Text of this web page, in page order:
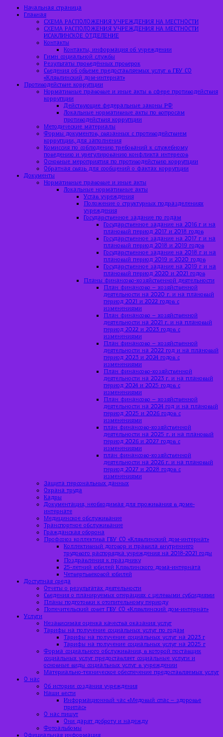
Начальная страница
Главная
СХЕМА РАСПОЛОЖЕНИЯ УЧРЕЖДЕНИЯ НА МЕСТНОСТИ
СХЕМА РАСПОЛОЖЕНИЯ УЧРЕЖДЕНИЯ НА МЕСТНОСТИ
ИСАКЛИНСКОЕ ОТДЕЛЕНИЕ
Контакты
Контакты, информация об учреждении
Гимн социальной службы
Результаты проведённых проверок
Сведения об объеме предоставляемых услуг в ГБУ СО
«Клявлинский дом-интернат»
Противодействие коррупции
Нормативные правовые и иные акты в сфере противодействия
коррупции
Действующие федеральные законы РФ
Локальные нормативные акты по вопросам
противодействия коррупции
Методические материалы
Формы документов, связанных с противодействием
коррупции, для заполнения
Комиссия по соблюдению требований к служебному
поведению и урегулированию конфликта интересов
Основные мероприятия по противодействию коррупции
Обратная связь для сообщений о фактах коррупции
Документы
Нормативные правовые и иные акты
Локальные нормативные акты
Устав учреждения
Положение о структурных подразделениях
учреждения
Государственное задание по годам
Государственное задание на 2016 г и на
плановый период 2017 и 2018 годов
Государственное задание на 2017 г и на
плановый период 2018 и 2019 годов
Государственное задание на 2018 г и на
плановый период 2019 и 2020 годов
Государственное задание на 2019 г и на
плановый период 2020 и 2021 годов
Планы финансово-хозяйственной деятельности
План финансово – хозяйственной
деятельности на 2020 г. и на плановый
период 2021 и 2022 годов с
изменениями
План финансово – хозяйственной
деятельности на 2021 г. и на плановый
период 2022 и 2023 годов с
изменениями
План финансово – хозяйственной
деятельности на 2022 год и на плановый
период 2023 и 2024 годов с
изменениями
План финансово-хозяйственной
деятельности на 2023 г. и на плановый
период 2024 и 2025 годов с
изменениями
План финансово – хозяйственной
деятельности на 2024 год и на плановый
период 2025 и 2026 годов с
изменениями
план финансово-хозяйственной
деятельности на 2025 г. и на плановый
период 2026 и 2027 годов с
изменениями
план финансово-хозяйственной
деятельности на 2026 г. и на плановый
период 2027 и 2028 годов с
изменениями
Защита персональных данных
Охрана труда
Кадры
Документация, необходимая для проживания в доме-
интернате
Медицинское обслуживание
Транспортное обслуживание
Гражданская оборона
Профсоюз коллектива ГБУ СО «Клявлинский дом-интернат»
Коллективный договор и правила внутреннего
трудового распорядка учреждения на 2018-2021 годы
Поздравления к празднику
25-летний юбилей Клявлинского дома-интерната
Четвертьвековой юбилей
Доступная среда
Отчеты о результатах деятельности
Сведения о планируемых операциях с целевыми субсидиями
Планы подготовки к отопительному периоду
Попечительский совет ГБУ СО «Клявлинский дом-интернат»
Услуги
Независимая оценка качества оказания услуг
Тарифы на получение социальных услуг по годам
Тарифы на получение социальных услуг на 2023 г
Тарифы на получение социальных услуг на 2025 г
Форма социального обслуживания, в которой поставщик
социальных услуг предоставляет социальные услуги и
основные виды социальных услуг в учреждении
Материально-техническое обеспечение предоставляемых услуг
О нас
Об истории создания учреждения
Наши вести
Информационный час «Медовый спас – здоровье
припас»
О нас пишут
Они дарят доброту и надежду
Фотоальбомы
Официальная информация